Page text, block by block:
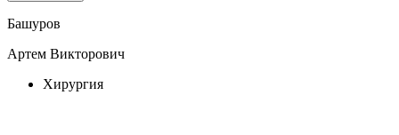
Башуров
Артем Викторович
Хирургия